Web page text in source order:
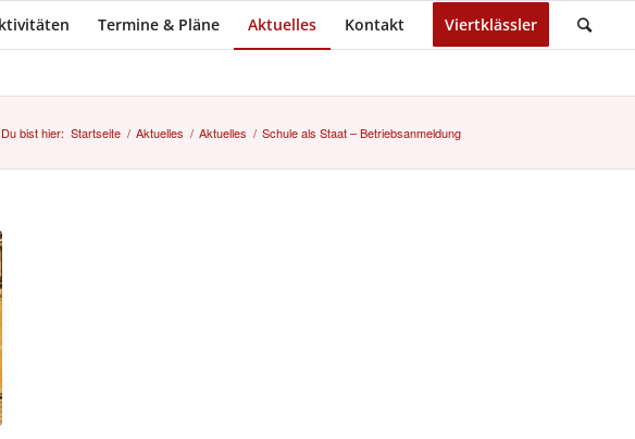
Termine & Pläne Aktuelles Kontakt Viertklässler
Du bist hier: Startseite / Aktuelles / Aktuelles / Schule als Staat – Betriebsanmeldung